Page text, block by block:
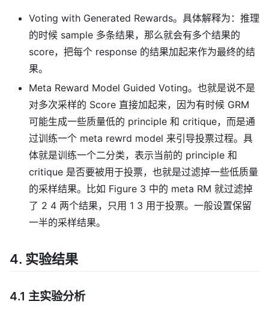
Voting with Generated Rewards。具体解释为：推理
的时候 sample 多条结果，那么就会有多个结果的
score，把每个 response 的结果加起来作为最终的结
果。
Meta Reward Model Guided Voting。也就是说不是
对多次采样的 Score 直接加起来，因为有时候 GRM
可能生成一些质量低的 principle 和 critique，而是通
过训练一个 meta rewrd model 来引导投票过程。具
体就是训练一个二分类，表示当前的 principle 和
critique 是否要被用于投票，也就是过滤掉一些低质量
的采样结果。比如 Figure 3 中的 meta RM 就过滤掉
了 2 4 两个结果，只用 1 3 用于投票。一般设置保留
一半的采样结果。
4. 实验结果
4.1 主实验分析